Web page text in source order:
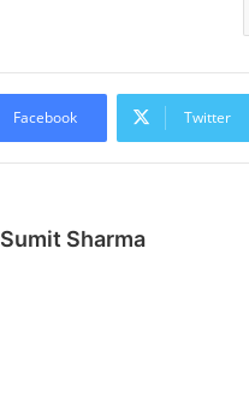
Facebook Twitter
Sumit Sharma